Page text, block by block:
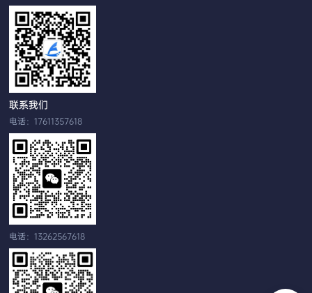
联系我们
电话：17611357618
电话：13262567618